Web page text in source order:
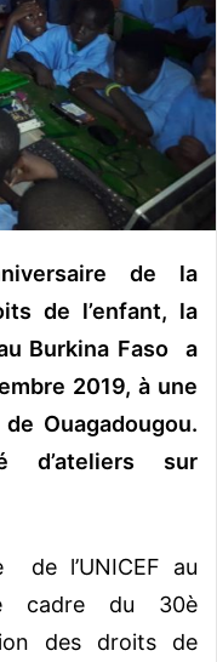
de la
de l’enfant, la
Burkina Faso a
2019, à une
Ouagadougou.
d’ateliers sur
de l’UNICEF au
cadre du 30è
des droits de